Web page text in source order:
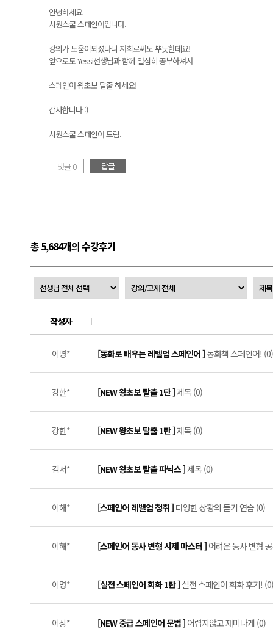
안녕하세요
시원스쿨 스페인어입니다.
강의가 도움이되셨다니 저희로써도 뿌듯한데요!
앞으로도 Yessi선생님과 함께 열심히 공부하셔서
스페인어 왕초보 탈출 하세요!
감사합니다 :)
시원스쿨 스페인어 드림.
댓글 0 답글
총 5,684개의 수강후기
작성자
이명* [동화로 배우는 레벨업 스페인어 ]동화책 스페인어! (0)
강한* [NEW 왕초보 탈출 1탄 ]제목 (0)
강한* [NEW 왕초보 탈출 1탄 ]제목 (0)
김서* [NEW 왕초보 탈출 파닉스 ]제목 (0)
이해* [스페인어 레벨업 청취 ] 다양한 상황의 듣기 연습 (0)
이해* [스페인어 동사 변형 시제 마스터 ] 어려운 동사 변형
이명* [실전 스페인어 회화 1탄 ] 실전 스페인어 회화 후기! (0)
이상* [NEW 중급 스페인어 문법 ] 어렵지않고 재미나게 (0)